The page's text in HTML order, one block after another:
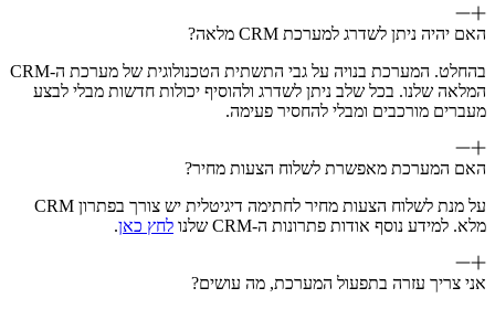
האם יהיה ניתן לשדרג למערכת CRM מלאה?
בהחלט. המערכת בנויה על גבי התשתית הטכנולוגית של מערכת ה-CRM
המלאה שלנו. בכל שלב ניתן לשדרג ולהוסיף יכולות חדשות מבלי לבצע
מעברים מורכבים ומבלי להחסיר פעימה.
האם המערכת מאפשרת לשלוח הצעות מחיר?
על מנת לשלוח הצעות מחיר לחתימה דיגיטלית יש צורך בפתרון CRM
מלא. למידע נוסף אודות פתרונות ה-CRM שלנו
לחץ כאן.
אני צריך עזרה בתפעול המערכת, מה עושים?